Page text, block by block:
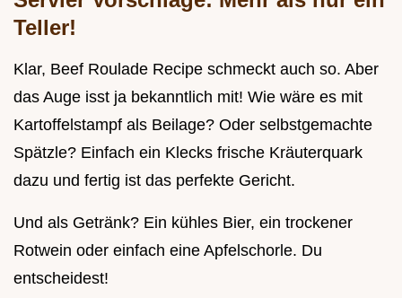
Teller!
Klar, Beef Roulade Recipe schmeckt auch so. Aber
das Auge isst ja bekanntlich mit! Wie wäre es mit
Kartoffelstampf als Beilage? Oder selbstgemachte
Spätzle? Einfach ein Klecks frische Kräuterquark
dazu und fertig ist das perfekte Gericht.
Und als Getränk? Ein kühles Bier, ein trockener
Rotwein oder einfach eine Apfelschorle. Du
entscheidest!